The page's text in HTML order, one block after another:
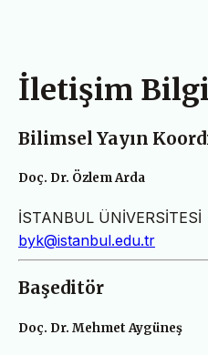
İletişim
Bilimsel Yayın
Doç. Dr. Özlem Arda
İSTANBUL ÜNİVERSİTESİ
byk@istanbul.edu.tr
Başeditör
Doç. Dr. Mehmet Aygüneş